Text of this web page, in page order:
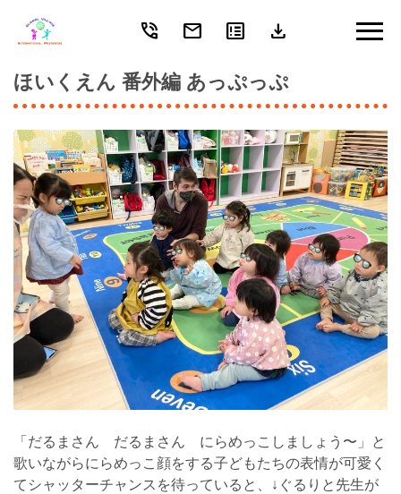
Skip
content
phone_in_talk mail breaking_news download
ほいくえん 番外編 あっぷっぷ
「だるまさん だるまさん にらめっこしましょう〜」と
歌いながらにらめっこ顔をする子どもたちの表情が可愛く
てシャッターチャンスを待っていると、↓ぐるりと先生が